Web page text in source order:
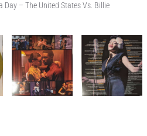
Day – The United States Vs. Billie